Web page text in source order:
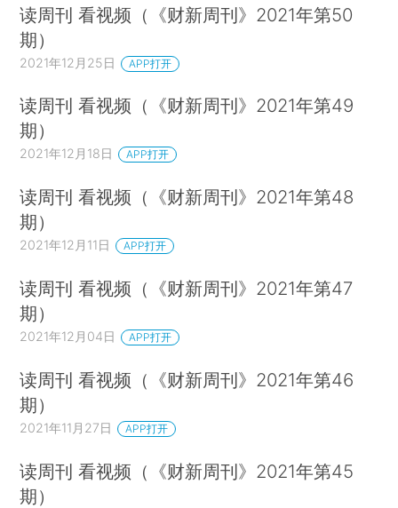
读周刊 看视频（《财新周刊》2021年第50
期）
2021年12月25日 APP打开
读周刊 看视频（《财新周刊》2021年第49
期）
2021年12月18日 APP打开
读周刊 看视频（《财新周刊》2021年第48
期）
2021年12月11日 APP打开
读周刊 看视频（《财新周刊》2021年第47
期）
2021年12月04日 APP打开
读周刊 看视频（《财新周刊》2021年第46
期）
2021年11月27日 APP打开
读周刊 看视频（《财新周刊》2021年第45
期）